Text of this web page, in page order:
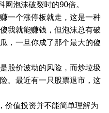
泡沫破裂时的90倍。
一个涨停板就走，这是一种
我就能赚钱，但泡沫总有破
，一旦你成了那个最大的傻
股价波动的风险，而炒垃圾
。最近有一只股票退市，这
价值投资并不能简单理解为